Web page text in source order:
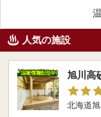
人気の施設
旭川高
北海道